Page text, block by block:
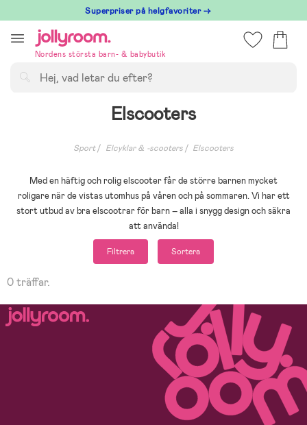
till
innehållet
Superpriser på helgfavoriter →
Nordens största barn- & babybutik
Elscooters
Sport Elcyklar & -scooters Elscooters
Med en häftig och rolig elscooter får de större barnen mycket
roligare när de vistas utomhus på våren och på sommaren. Vi har ett
stort utbud av bra elscootrar för barn – alla i snygg design och säkra
att använda!
Filtrera Sortera
0 träffar.